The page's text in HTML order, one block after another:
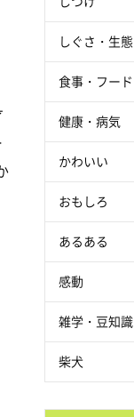
しぐさ・生態
食事・フード
健康・病気
かわいい
おもしろ
あるある
感動
雑学・豆知識
柴犬